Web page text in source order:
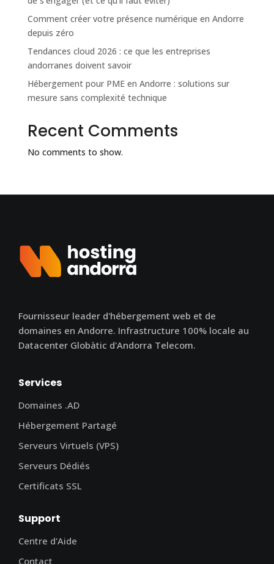
Comment créer votre présence numérique en Andorre
depuis zéro
Tendances cloud 2026 : ce que les entreprises
andorranes doivent savoir
Hébergement pour PME en Andorre : solutions sur
mesure sans complexité technique
Recent Comments
No comments to show.
Fournisseur leader d'hébergement web et de
domaines en Andorre. Infrastructure 100% locale au
Datacenter Globàtic d'Andorra Telecom.
Services
Domaines .AD
Hébergement Partagé
Serveurs Virtuels (VPS)
Serveurs Dédiés
Certificats SSL
Support
Centre d'Aide
Contact